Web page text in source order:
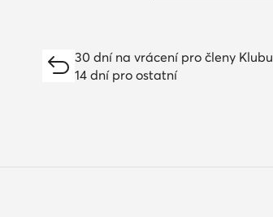
30 dní na vrácení pro členy Klubu
14 dní pro ostatní